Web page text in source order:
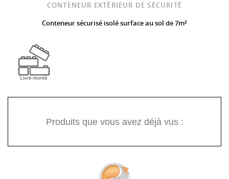
CONTENEUR EXTÉRIEUR DE SÉCURITÉ
Conteneur sécurisé isolé surface au sol de 7m²
Produits que vous avez déjà vus :